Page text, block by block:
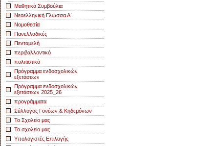
Μαθητικά Συμβούλια
Νεοελληνική Γλώσσα Α΄
Νομοθεσία
Πανελλαδικές
Πενταμελή
περιβαλλοντικό
πολιτιστικό
Πρόγραμμα ενδοσχολικών
εξετάσεων
Πρόγραμμα ενδοσχολικών
εξετάσεων 2025_26
προγράμματα
Σύλλογος Γονέων & Κηδεμόνων
Το Σχολείο μας
Το σχολείο μας
Υπολογιστές Επιλογής